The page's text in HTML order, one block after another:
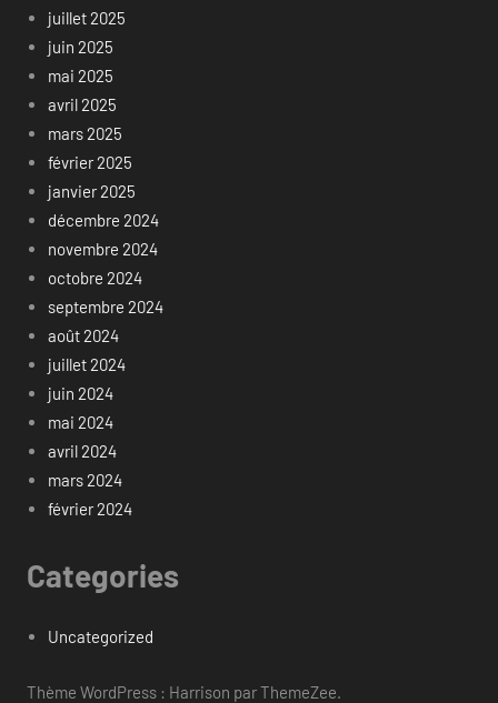
juillet 2025
juin 2025
mai 2025
avril 2025
mars 2025
février 2025
janvier 2025
décembre 2024
novembre 2024
octobre 2024
septembre 2024
août 2024
juillet 2024
juin 2024
mai 2024
avril 2024
mars 2024
février 2024
Categories
Uncategorized
Thème WordPress : Harrison par ThemeZee.